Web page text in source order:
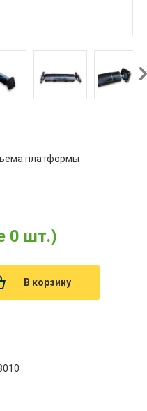
платформы
0 шт.)
В корзину